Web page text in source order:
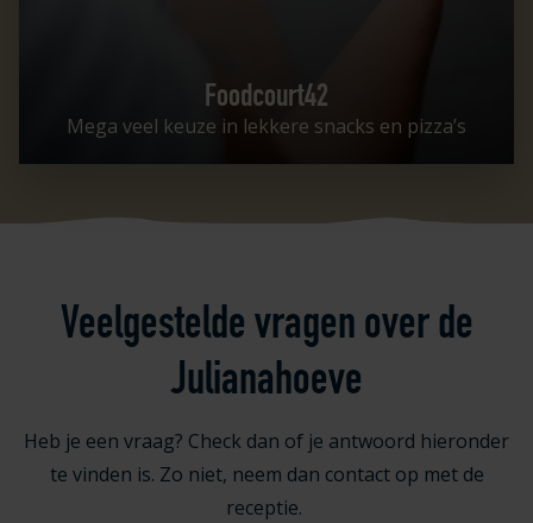
Foodcourt42
Mega veel keuze in lekkere snacks en pizza’s
Veelgestelde vragen over de
Julianahoeve
Heb je een vraag? Check dan of je antwoord hieronder
te vinden is. Zo niet, neem dan contact op met de
receptie.